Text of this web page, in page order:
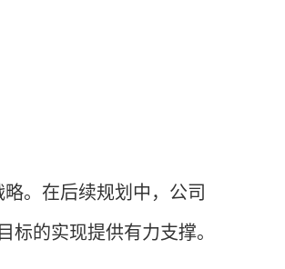
。在后续规划中，公司
的实现提供有力支撑。